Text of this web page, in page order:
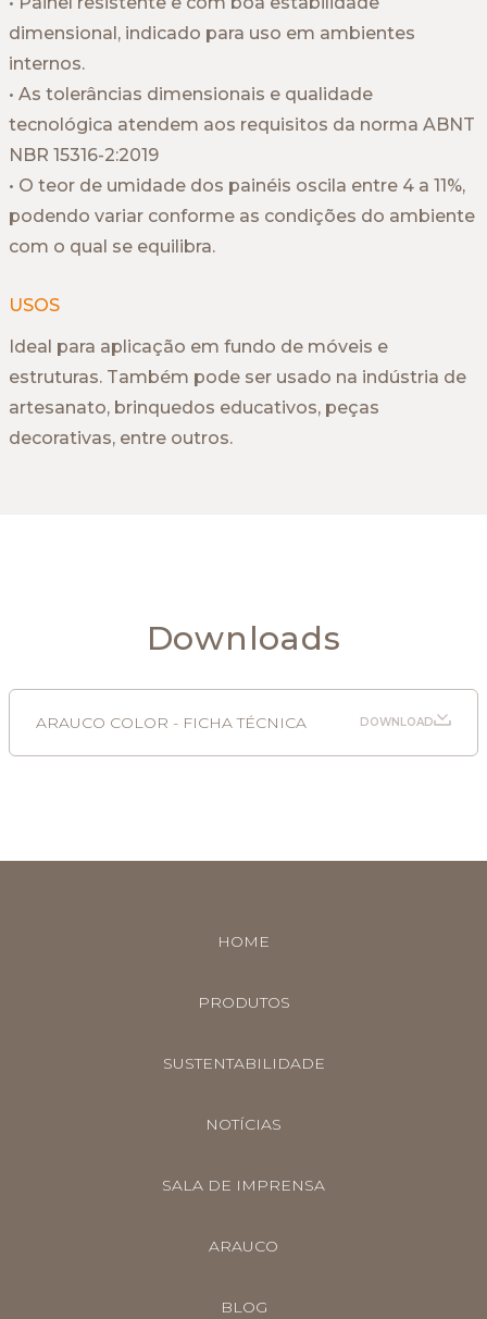
dimensional, indicado para uso em ambientes
internos.
• As tolerâncias dimensionais e qualidade
tecnológica atendem aos requisitos da norma ABNT
NBR 15316-2:2019
• O teor de umidade dos painéis oscila entre 4 a 11%,
podendo variar conforme as condições do ambiente
com o qual se equilibra.
USOS
Ideal para aplicação em fundo de móveis e
estruturas. Também pode ser usado na indústria de
artesanato, brinquedos educativos, peças
decorativas, entre outros.
Downloads
ARAUCO COLOR - FICHA TÉCNICA DOWNLOAD
HOME
PRODUTOS
SUSTENTABILIDADE
NOTÍCIAS
SALA DE IMPRENSA
ARAUCO
BLOG